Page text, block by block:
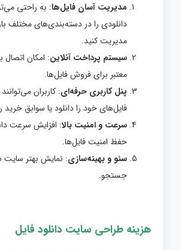
مدیریت آسان فایل‌ها: به راحتی
دانلودی را در دسته‌بندی‌های مختلف
مدیریت کنید.
سیستم پرداخت آنلاین: امکان اتصال
معتبر برای فروش فایل‌ها.
پنل کاربری حرفه‌ای: کاربران
فایل‌های خود را دانلود یا سوابق خرید
سرعت و امنیت بالا: افزایش سرعت
حفظ امنیت فایل‌ها.
سئو و بهینه‌سازی: نمایش بهتر سایت
جستجو.
هزینه طراحی سایت دانلود فایل